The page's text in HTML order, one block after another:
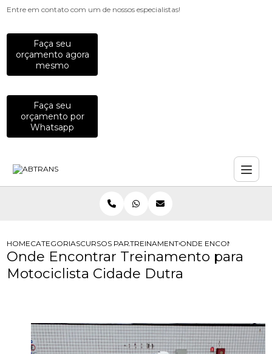
Entre em contato com um de nossos especialistas!
Faça seu
orçamento agora
mesmo
Faça seu
orçamento por
Whatsapp
HOMECATEGORIASCURSOS PARA MOTOCICLISTAS
TREINAMENTO DE DIRECAO
ONDE ENCONTRAR
Onde Encontrar Treinamento para
Motociclista Cidade Dutra